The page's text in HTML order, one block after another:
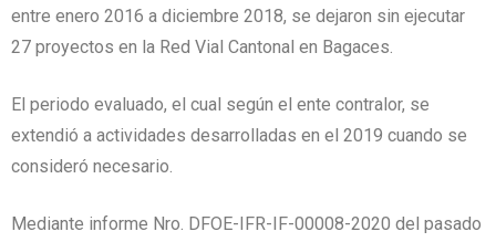
entre enero 2016 a diciembre 2018, se dejaron sin ejecutar
27 proyectos en la Red Vial Cantonal en Bagaces.
El periodo evaluado, el cual según el ente contralor, se
extendió a actividades desarrolladas en el 2019 cuando se
consideró necesario.
Mediante informe Nro. DFOE-IFR-IF-00008-2020 del pasado